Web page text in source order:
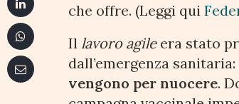
che offre. (Leggi qui
Il lavoro agileera stato
dall’emergenza
vengono per nuocere.